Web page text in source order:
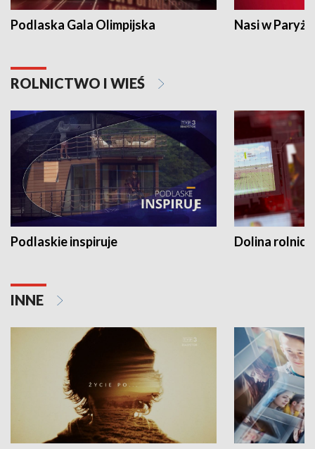
Podlaska Gala Olimpijska Nasi w Paryżu
ROLNICTWO I WIEŚ
Podlaskie inspiruje Dolina
INNE